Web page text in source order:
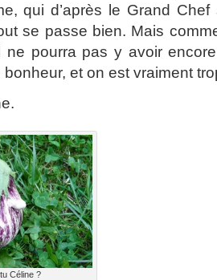
qui d’après le Grand
se passe bien. Mais
ne pourra pas y avoir
bonheur, et on est vraiment
Céline ?